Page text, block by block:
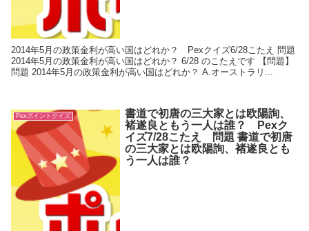
2014年5月の政策金利が高い国はどれか？ Pexクイズ6/28こたえ 問題
2014年5月の政策金利が高い国はどれか？ 6/28 のこたえです 【問題】
問題 2014年5月の政策金利が高い国はどれか？ A.オーストラリ...
Pexポイントクイズ
書道で初唐の三大家とは欧陽詢、
褚遂良ともう一人は誰？ Pexク
イズ7/28こたえ 問題 書道で初唐
の三大家とは欧陽詢、褚遂良とも
う一人は誰？